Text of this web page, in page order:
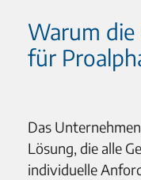
Warum die
für
Das
Lösung, die alle
individuelle